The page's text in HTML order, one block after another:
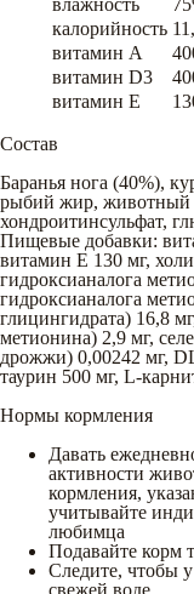
калорийность
витамин A
витамин D3
витамин E
Состав
Баранья нога (40%),
рыбий жир, животный
хондроитинсульфат,
Пищевые добавки:
витамин Е 130 мг,
гидроксианалога
гидроксианалога
глицингидрата) 16,8
метионина) 2,9 мг,
дрожжи) 0,00242 мг,
таурин 500 мг, L-
Нормы кормления
Давать
активности
кормления,
учитывайте
любимца
Подавайте корм
Следите, чтобы
свежей воде